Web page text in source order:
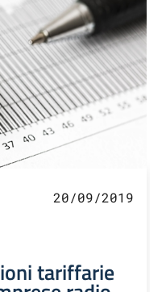
20/09/2019
tariffarie